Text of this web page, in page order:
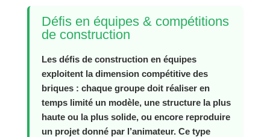
Défis en équipes & compétitions
de construction
Les défis de construction en équipes
exploitent la dimension compétitive des
briques : chaque groupe doit réaliser en
temps limité un modèle, une structure la plus
haute ou la plus solide, ou encore reproduire
un projet donné par l’animateur. Ce type